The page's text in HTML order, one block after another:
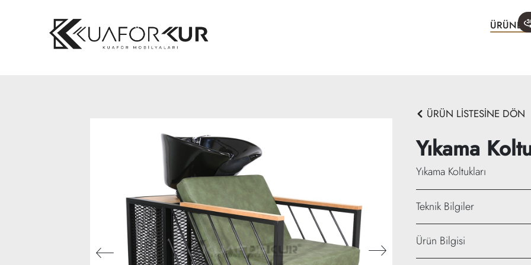
ÜRÜN LİSTESİNE DÖN
Yıkama
Yıkama Koltukları
Teknik Bilgiler
Yükseklik: 68 cm + 33 cm
Ürün Bilgisi